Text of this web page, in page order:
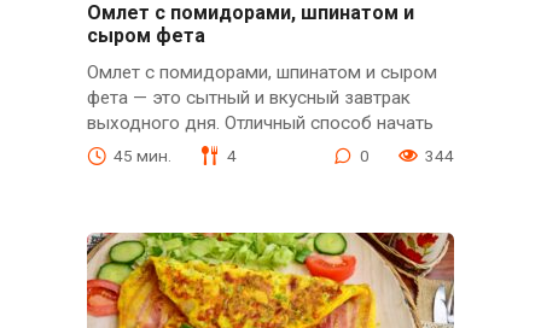
Омлет с помидорами, шпинатом и
сыром фета
Омлет с помидорами, шпинатом и сыром
фета — это сытный и вкусный завтрак
выходного дня. Отличный способ начать
45 мин. 4 0 344